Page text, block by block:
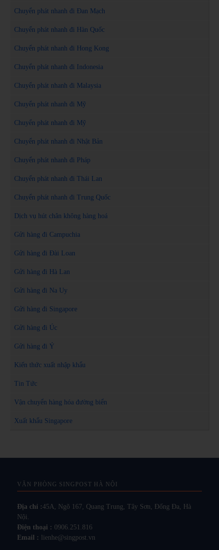
Chuyển phát nhanh đi Đan Mạch
Chuyển phát nhanh đi Hàn Quốc
Chuyển phát nhanh đi Hong Kong
Chuyển phát nhanh đi Indonesia
Chuyển phát nhanh đi Malaysia
Chuyển phát nhanh đi Mỹ
Chuyển phát nhanh đi Mỹ
Chuyển phát nhanh đi Nhật Bản
Chuyển phát nhanh đi Pháp
Chuyển phát nhanh đi Thái Lan
Chuyển phát nhanh đi Trung Quốc
Dịch vụ hút chân không hàng hoá
Gửi hàng đi Campuchia
Gửi hàng đi Đài Loan
Gửi hàng đi Hà Lan
Gửi hàng đi Na Uy
Gửi hàng đi Singapore
Gửi hàng đi Úc
Gửi hàng đi Ý
Kiến thức xuất nhập khẩu
Tin Tức
Vận chuyển hàng hóa đường biển
Xuất khẩu Singapore
VĂN PHÒNG SINGPOST HÀ NỘI
Địa chỉ :45A, Ngõ 167, Quang Trung, Tây Sơn, Đống Đa, Hà
Nội.
Điện thoại : 0906.251.816
Email :
lienhe@singpost.vn